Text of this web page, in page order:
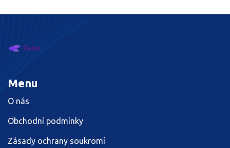
Menu
O nás
Obchodní podmínky
Zásady ochrany soukromí